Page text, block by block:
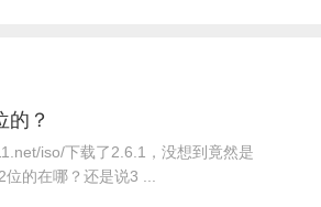
的？
iso/下载了2.6.1，没想到竟然是
的在哪？还是说3 ...